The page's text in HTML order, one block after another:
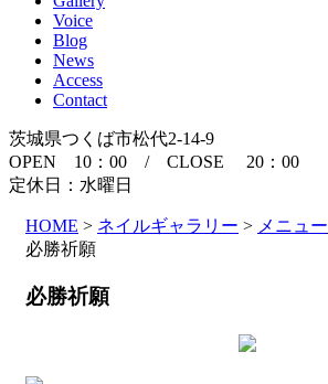
Voice
Blog
News
Access
Contact
茨城県つくば市松代2-14-9
OPEN 10：00 / CLOSE 20：00
定休日：水曜日
HOME > ネイルギャラリー > メニュー
必勝祈願
必勝祈願